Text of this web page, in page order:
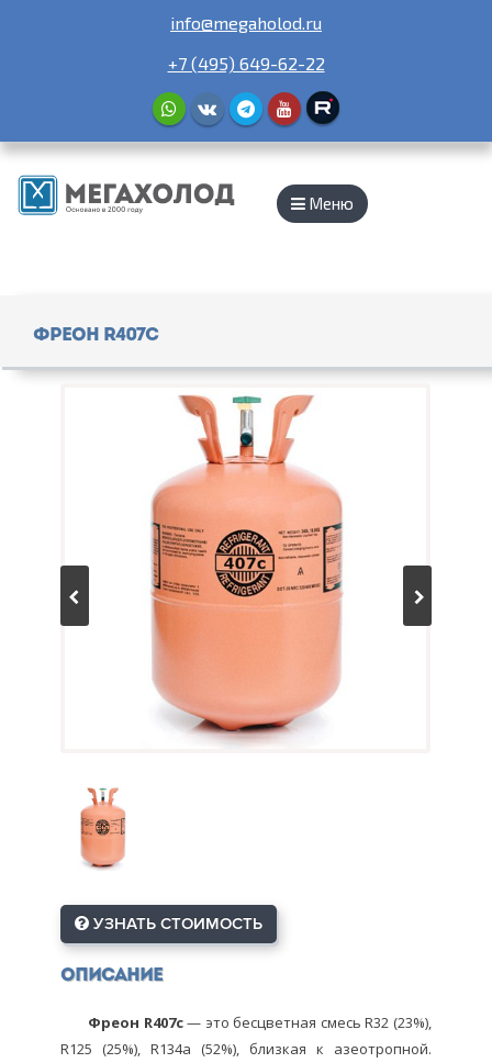
info@megaholod.ru
+7 (495) 649-62-22
Меню
Фреон R407c
УЗНАТЬ СТОИМОСТЬ
Описание
Фреон R407c— это бесцветная смесь R32 (23%),
R125 (25%), R134a (52%), близкая к азеотропной.